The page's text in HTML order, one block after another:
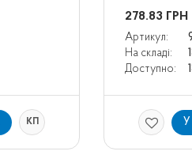
КП
278.83 ГРН
Артикул:
На складі:
Доступно: